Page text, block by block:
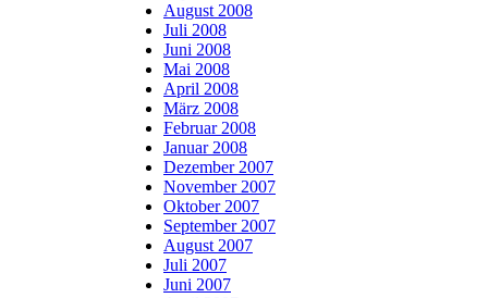
August 2008
Juli 2008
Juni 2008
Mai 2008
April 2008
März 2008
Februar 2008
Januar 2008
Dezember 2007
November 2007
Oktober 2007
September 2007
August 2007
Juli 2007
Juni 2007